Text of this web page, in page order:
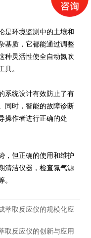
是环境监测中的土壤和
基质，它都能通过调整
种灵活性使全自动氮吹
具。
系统设计有效防止了有
同时，智能的故障诊断
操作者进行正确的处
，但正确的使用和维护
清洁仪器，检查氮气源
。
萃取反应仪的规模化应
取反应仪的创新与应用